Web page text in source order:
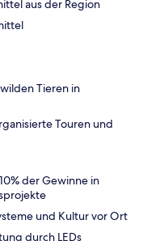
aus der Region
Tieren in
Touren und
der Gewinne in
und Kultur vor Ort
durch LEDs